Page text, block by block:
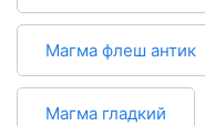
Магма флеш антик
Магма гладкий